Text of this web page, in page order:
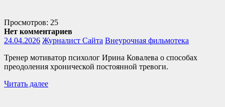
Просмотров: 25
Нет комментариев
24.04.2026 Журналист Сайта Внеурочная фильмотека
Тренер мотиватор психолог Ирина Ковалева о способах
преодоления хронической постоянной тревоги.
Читать далее